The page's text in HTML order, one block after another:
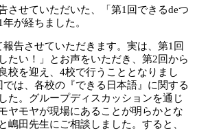
させていただいた、「第1回できるdeつ
が経ちました。
告させていただきます。実は、第1回
たい！」とお声をいただき、第2回から
校を迎え、4校で行うこととなりまし
は、各校の『できる日本語』に関する
た。グループディスカッションを通じ
ヤモヤが現場にあることが明らかとな
嶋田先生にご相談しました。すると、